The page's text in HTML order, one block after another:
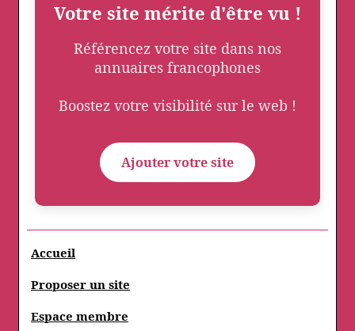
Votre site mérite d'être vu !
Référencez votre site dans nos
annuaires francophones
Boostez votre visibilité sur le web !
Ajouter votre site
Accueil
Proposer un site
Espace membre